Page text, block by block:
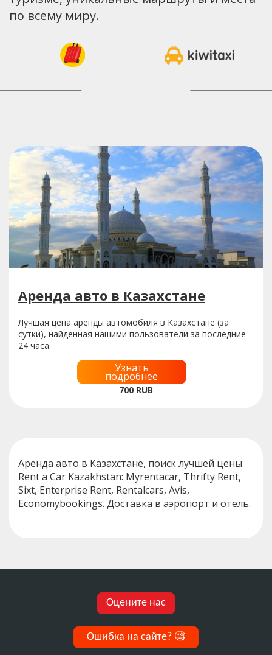
по всему миру.
Аренда авто в Казахстане
Лучшая цена аренды автомобиля в Казахстане (за
сутки), найденная нашими пользователи за последние
24 часа.
Узнать
подробнее
700 RUB
Аренда авто в Казахстане, поиск лучшей цены
Rent a Car Kazakhstan: Myrentacar, Thrifty Rent,
Sixt, Enterprise Rent, Rentalcars, Avis,
Economybookings. Доставка в аэропорт и отель.
Оцените нас
Ошибка на сайте? 🧐